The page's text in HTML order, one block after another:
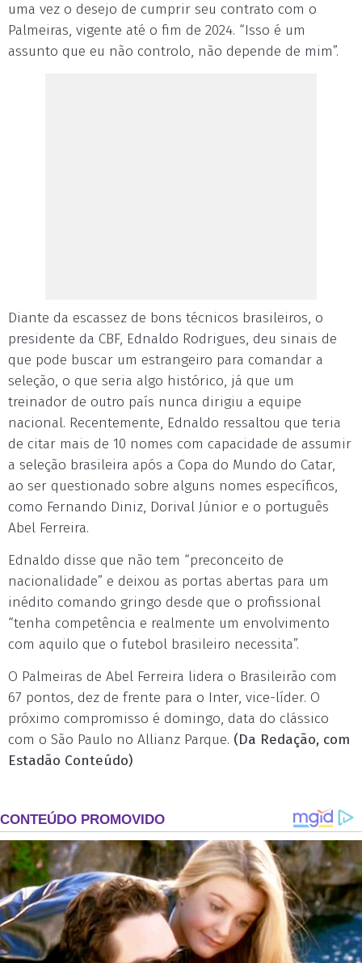
uma vez o desejo de cumprir seu contrato com o
Palmeiras, vigente até o fim de 2024. “Isso é um
assunto que eu não controlo, não depende de mim”.
Diante da escassez de bons técnicos brasileiros, o
presidente da CBF, Ednaldo Rodrigues, deu sinais de
que pode buscar um estrangeiro para comandar a
seleção, o que seria algo histórico, já que um
treinador de outro país nunca dirigiu a equipe
nacional. Recentemente, Ednaldo ressaltou que teria
de citar mais de 10 nomes com capacidade de assumir
a seleção brasileira após a Copa do Mundo do Catar,
ao ser questionado sobre alguns nomes específicos,
como Fernando Diniz, Dorival Júnior e o português
Abel Ferreira.
Ednaldo disse que não tem “preconceito de
nacionalidade” e deixou as portas abertas para um
inédito comando gringo desde que o profissional
“tenha competência e realmente um envolvimento
com aquilo que o futebol brasileiro necessita”.
O Palmeiras de Abel Ferreira lidera o Brasileirão com
67 pontos, dez de frente para o Inter, vice-líder. O
próximo compromisso é domingo, data do clássico
com o São Paulo no Allianz Parque. (Da Redação, com
Estadão Conteúdo)